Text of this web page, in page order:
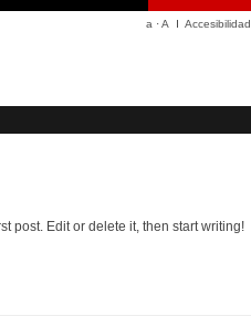
a ·A Accesibilidad
post. Edit or delete it, then start writing!
world!